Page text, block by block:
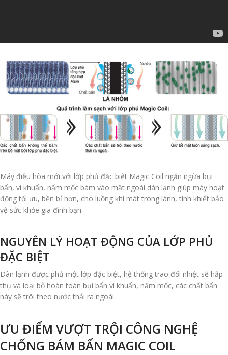
Máy điều hòa mới với lớp phủ đặc biệt Magic Coil ngăn ngừa bụi
bẩn, vi khuẩn, nấm mốc bám vào mặt ngoài dàn lạnh giúp máy hoạt
động tối ưu, bền bỉ hơn, cho luồng khí mát trong lành, tinh khiết bảo
vệ sức khỏe gia đình bạn.
NGUYÊN LÝ HOẠT ĐỘNG CỦA LỚP PHỦ
ĐẶC BIỆT
Dàn lạnh được phủ một lớp đặc biệt, hệ thống trao đổi nhiệt sẽ hấp
thụ và loại bỏ hoàn toàn bụi bẩn vi khuẩn, nấm mốc, các chất bẩn
này sẽ trôi theo nước thải ra ngoài.
ƯU ĐIỂM VƯỢT TRỘI CÔNG NGHỆ
CHỐNG BÁM BẨN MAGIC COIL